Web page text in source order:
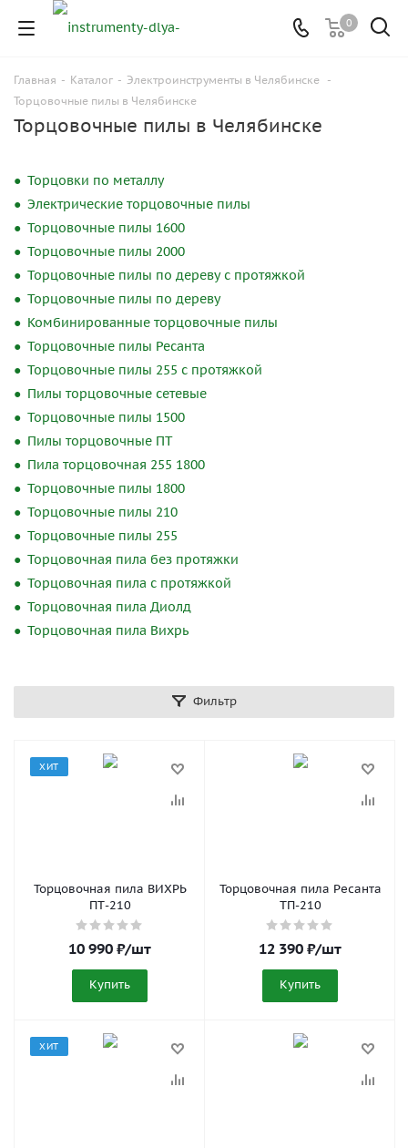
0
Главная - Каталог - Электроинструменты в Челябинске -
Торцовочные пилы в Челябинске
Торцовочные пилы в Челябинске
Торцовки по металлу
Электрические торцовочные пилы
Торцовочные пилы 1600
Торцовочные пилы 2000
Торцовочные пилы по дереву с протяжкой
Торцовочные пилы по дереву
Комбинированные торцовочные пилы
Торцовочные пилы Ресанта
Торцовочные пилы 255 с протяжкой
Пилы торцовочные сетевые
Торцовочные пилы 1500
Пилы торцовочные ПТ
Пила торцовочная 255 1800
Торцовочные пилы 1800
Торцовочные пилы 210
Торцовочные пилы 255
Торцовочная пила без протяжки
Торцовочная пила с протяжкой
Торцовочная пила Диолд
Торцовочная пила Вихрь
Фильтр
ХИТ
Торцовочная пила ВИХРЬ
ПТ-210
10 990 ₽/шт
Купить
Торцовочная пила Ресанта
ТП-210
12 390 ₽/шт
Купить
ХИТ